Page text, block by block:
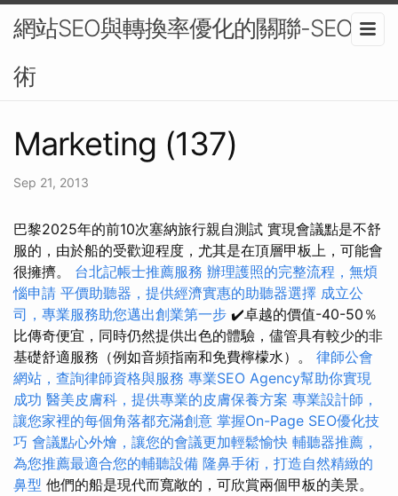
網站SEO與轉換率優化的關聯-SEO技
術
Marketing (137)
Sep 21, 2013
巴黎2025年的前10次塞納旅行親自測試 實現會議點是不舒
服的，由於船的受歡迎程度，尤其是在頂層甲板上，可能會
很擁擠。 台北記帳士推薦服務 辦理護照的完整流程，無煩
惱申請 平價助聽器，提供經濟實惠的助聽器選擇 成立公
司，專業服務助您邁出創業第一步 ✔️卓越的價值-40-50％
比傳奇便宜，同時仍然提供出色的體驗，儘管具有較少的非
基礎舒適服務（例如音頻指南和免費檸檬水）。 律師公會
網站，查詢律師資格與服務 專業SEO Agency幫助你實現
成功 醫美皮膚科，提供專業的皮膚保養方案 專業設計師，
讓您家裡的每個角落都充滿創意 掌握On-Page SEO優化技
巧 會議點心外燴，讓您的會議更加輕鬆愉快 輔聽器推薦，
為您推薦最適合您的輔聽設備 隆鼻手術，打造自然精緻的
鼻型 他們的船是現代而寬敞的，可欣賞兩個甲板的美景。